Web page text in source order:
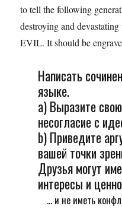
to tell the following
destroying and
EVIL. It should be
Написать
языке.
а) Выразите
несогласие с
b) Приведите
вашей точки
Друзья могут
интересы и
... и не иметь